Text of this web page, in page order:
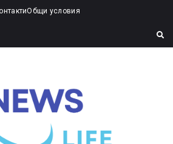
Общи условия